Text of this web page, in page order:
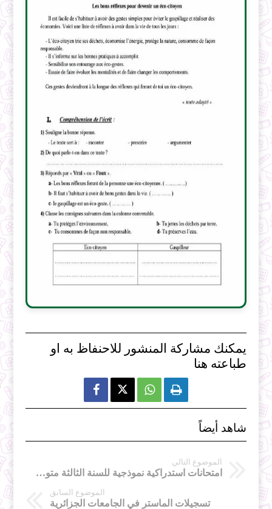
يمكنك مشاركة المنشور للاحنفاظ به او
طباعته هنا
  
شاهد أيضاً
الموضوع التالي
امتحانات استدراكية نموذجية للسنة الثالثة متوسط في مادة اللغة الفرنسية
الموضوع السابق
تسجيلات الماستر في الجامعات الجزائرية